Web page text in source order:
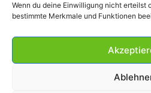
Wenn du deine Einwilligung nicht erteilst
bestimmte Merkmale und Funktionen